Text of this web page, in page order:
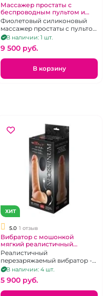
Массажер простаты с
беспроводным пультом и
кольцом для мошонки "Muti"
Фиолетовый силиконовый
массажер простаты с пультом
ьеспроводного управлления
В наличии: 1 шт.
9 500 pуб.
В корзину
ХИТ
5.0 1 отзыв
Вибратор с мошонкой
мягкий реалистичный
"Neoskin" с беспроводным
пультом
Реалистичный
перезаряжаемый вибратор -
фаллоимитатор с пультом
дистанционного управления
В наличии: 4 шт.
5 900 pуб.